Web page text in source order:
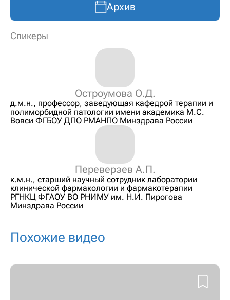
Архив
Спикеры
Остроумова О.Д.
д.м.н., профессор, заведующая кафедрой терапии и
полиморбидной патологии имени академика М.С.
Вовси ФГБОУ ДПО РМАНПО Минздрава России
Переверзев А.П.
к.м.н., старший научный сотрудник лаборатории
клинической фармакологии и фармакотерапии
РГНКЦ ФГАОУ ВО РНИМУ им. Н.И. Пирогова
Минздрава России
Похожие видео